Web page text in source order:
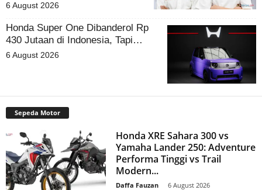
6 August 2026
Honda Super One Dibanderol Rp
430 Jutaan di Indonesia, Tapi…
6 August 2026
Sepeda Motor
Honda XRE Sahara 300 vs
Yamaha Lander 250: Adventure
Performa Tinggi vs Trail
Modern...
Daffa Fauzan 6 August 2026